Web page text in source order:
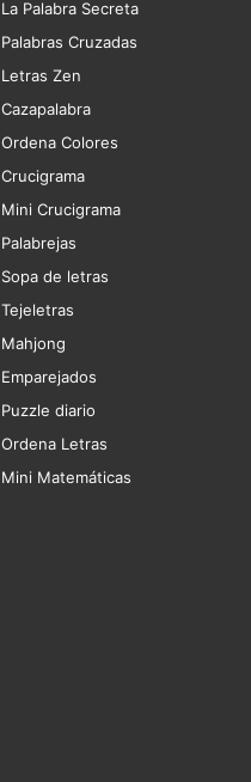
La Palabra Secreta
Palabras Cruzadas
Letras Zen
Cazapalabra
Ordena Colores
Crucigrama
Mini Crucigrama
Palabrejas
Sopa de letras
Tejeletras
Mahjong
Emparejados
Puzzle diario
Ordena Letras
Mini Matemáticas